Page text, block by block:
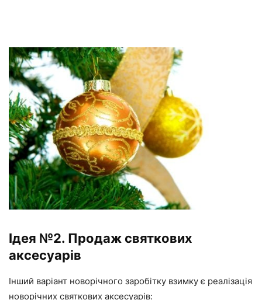
Ідея №2. Продаж святкових
аксесуарів
Інший варіант новорічного заробітку взимку є реалізація
новорічних святкових аксесуарів: